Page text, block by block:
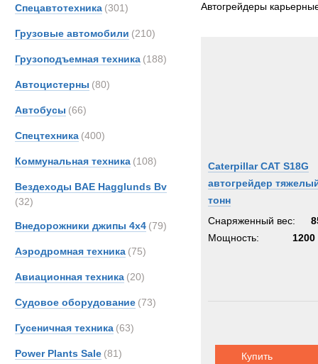
Спецавтотехника (301)
Грузовые автомобили (210)
Грузоподъемная техника (188)
Автоцистерны (80)
Автобусы (66)
Спецтехника (400)
Коммунальная техника (108)
Вездеходы BAE Hagglunds Bv
(32)
Внедорожники джипы 4х4 (79)
Аэродромная техника (75)
Авиационная техника (20)
Судовое оборудование (73)
Гусеничная техника (63)
Power Plants Sale (81)
Автогрейдеры
Caterpillar CAT S18G
автогрейдер
тонн
Снаряженный вес:
Мощность:
1200
Купить